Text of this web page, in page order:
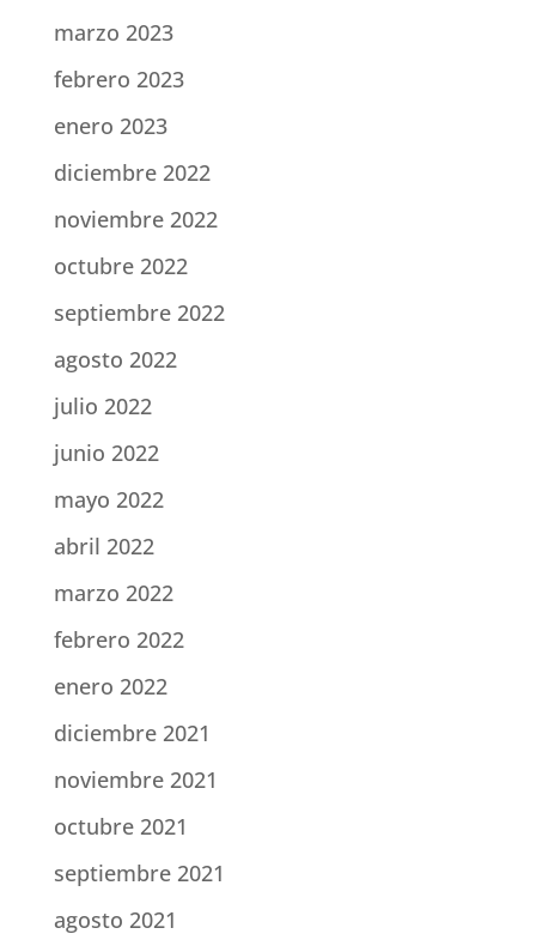
marzo 2023
febrero 2023
enero 2023
diciembre 2022
noviembre 2022
octubre 2022
septiembre 2022
agosto 2022
julio 2022
junio 2022
mayo 2022
abril 2022
marzo 2022
febrero 2022
enero 2022
diciembre 2021
noviembre 2021
octubre 2021
septiembre 2021
agosto 2021